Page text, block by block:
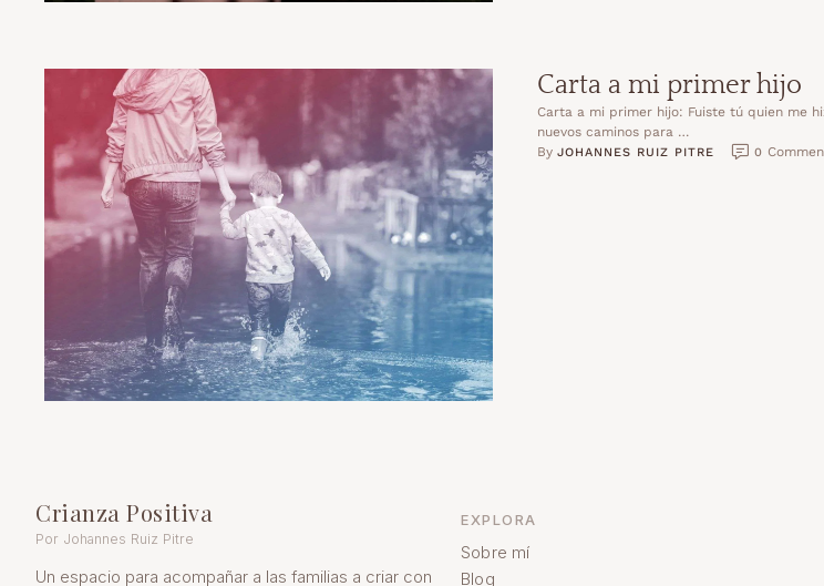
Carta a mi primer hijo
Carta a mi primer hijo: Fuiste tú quien me
nuevos caminos para …
By JOHANNES RUIZ PITRE 0
Crianza Positiva
Por Johannes Ruiz Pitre
Un espacio para acompañar a las familias a criar con
EXPLORA
Sobre mí
Blog